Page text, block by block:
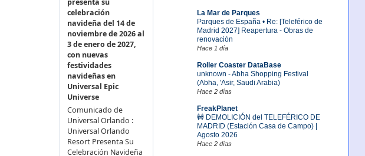
La Mar de Parques
Parques de España • Re: [Teleférico de
Madrid 2027] Reapertura - Obras de
renovación
Hace 1 día
Roller Coaster DataBase
unknown - Abha Shopping Festival
(Abha, 'Asir, Saudi Arabia)
Hace 2 días
FreakPlanet
🚧 DEMOLICIÓN del TELEFÉRICO DE
MADRID (Estación Casa de Campo) |
Agosto 2026
Hace 2 días